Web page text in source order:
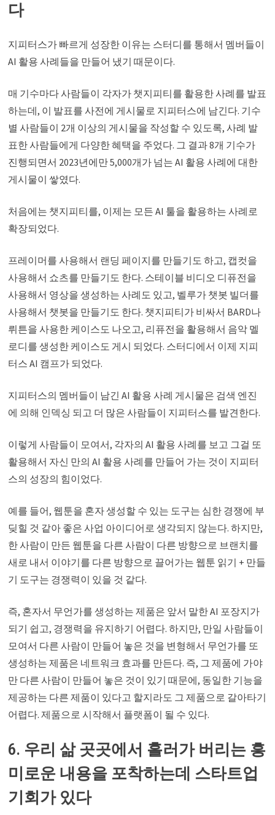
다
지피터스가 빠르게 성장한 이유는 스터디를 통해서 멤버들이
AI 활용 사례들을 만들어 냈기 때문이다.
매 기수마다 사람들이 각자가 챗지피티를 활용한 사례를 발표
하는데, 이 발표를 사전에 게시물로 지피터스에 남긴다. 기수
별 사람들이 2개 이상의 게시물을 작성할 수 있도록, 사례 발
표한 사람들에게 다양한 혜택을 주었다. 그 결과 8개 기수가
진행되면서 2023년에만 5,000개가 넘는 AI 활용 사례에 대한
게시물이 쌓였다.
처음에는 챗지피티를, 이제는 모든 AI 툴을 활용하는 사례로
확장되었다.
프레이머를 사용해서 랜딩 페이지를 만들기도 하고, 캡컷을
사용해서 쇼츠를 만들기도 한다. 스테이블 비디오 디퓨전을
사용해서 영상을 생성하는 사례도 있고, 벨루가 챗봇 빌더를
사용해서 챗봇을 만들기도 한다. 챗지피티가 비싸서 BARD나
뤼튼을 사용한 케이스도 나오고, 리퓨전을 활용해서 음악 멜
로디를 생성한 케이스도 게시 되었다. 스터디에서 이제 지피
터스 AI 캠프가 되었다.
지피터스의 멤버들이 남긴 AI 활용 사례 게시물은 검색 엔진
에 의해 인덱싱 되고 더 많은 사람들이 지피터스를 발견한다.
이렇게 사람들이 모여서, 각자의 AI 활용 사례를 보고 그걸 또
활용해서 자신 만의 AI 활용 사례를 만들어 가는 것이 지피터
스의 성장의 힘이었다.
예를 들어, 웹툰을 혼자 생성할 수 있는 도구는 심한 경쟁에 부
딪힐 것 같아 좋은 사업 아이디어로 생각되지 않는다. 하지만,
한 사람이 만든 웹툰을 다른 사람이 다른 방향으로 브랜치를
새로 내서 이야기를 다른 방향으로 끌어가는 웹툰 읽기 + 만들
기 도구는 경쟁력이 있을 것 같다.
즉, 혼자서 무언가를 생성하는 제품은 앞서 말한 AI 포장지가
되기 쉽고, 경쟁력을 유지하기 어렵다. 하지만, 만일 사람들이
모여서 다른 사람이 만들어 놓은 것을 변형해서 무언가를 또
생성하는 제품은 네트워크 효과를 만든다. 즉, 그 제품에 가야
만 다른 사람이 만들어 놓은 것이 있기 때문에, 동일한 기능을
제공하는 다른 제품이 있다고 할지라도 그 제품으로 갈아타기
어렵다. 제품으로 시작해서 플랫폼이 될 수 있다.
6. 우리 삶 곳곳에서 흘러가 버리는 흥
미로운 내용을 포착하는데 스타트업
기회가 있다